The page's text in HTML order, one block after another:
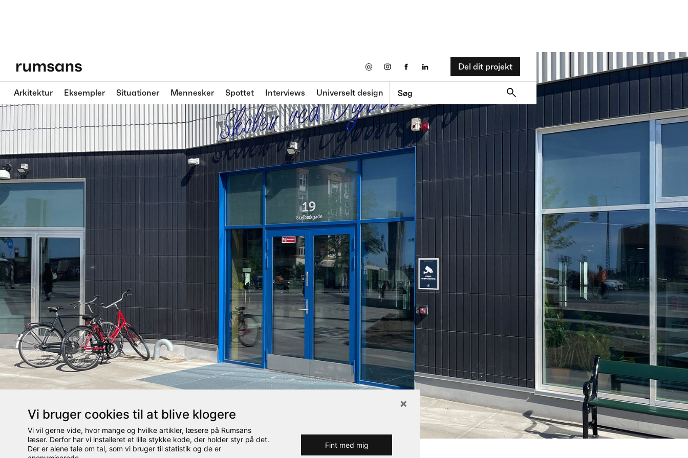
@ Del dit projekt
Arkitektur Eksempler Situationer Mennesker Spottet Interviews Universelt design
Indgange Kontrast
Vi bruger cookies til at blive klogere
Vi vil gerne vide, hvor mange og hvilke artikler, læsere på Rumsans
læser. Derfor har vi installeret et lille stykke kode, der holder styr på det.
Der er alene tale om tal, som vi bruger til statistik og de er
Fint med mig